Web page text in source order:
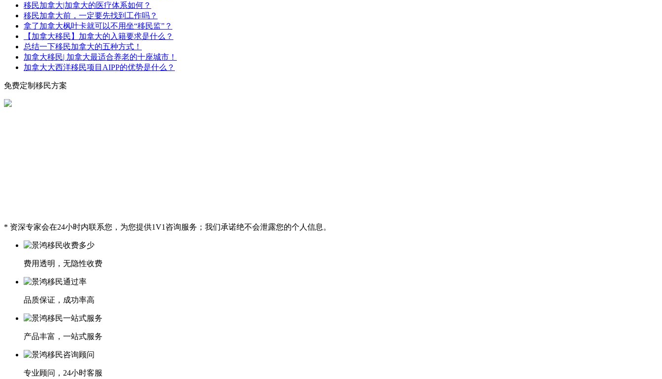
移民加拿大|加拿大的医疗体系如何？
移民加拿大前，一定要先找到工作吗？
拿了加拿大枫叶卡就可以不用坐“移民监”？
【加拿大移民】加拿大的入籍要求是什么？
总结一下移民加拿大的五种方式！
加拿大移民| 加拿大最适合养老的十座城市！
加拿大大西洋移民项目AIPP的优势是什么？
免费定制移民方案
* 资深专家会在24小时内联系您，为您提供1V1咨询服务；我们承诺绝不会泄露您的个人信息。
费用透明，无隐性收费
品质保证，成功率高
产品丰富，一站式服务
专业顾问，24小时客服